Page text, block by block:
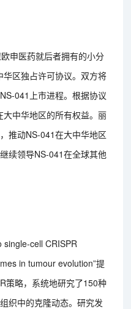
申医药就后者拥有的小分
区独占许可协议。双方将
041上市进程。根据协议
中华地区的所有权益。丽
推动NS-041在大中华地区
续领导NS-041在全球其他
single-cell CRISPR
in tumour evolution”提
策略，系统地研究了150种
织中的克隆动态。研究发